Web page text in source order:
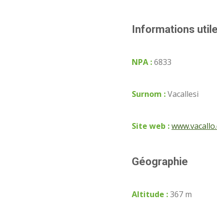
Informations
NPA :6833
Surnom :Vacallesi
Site web :
Géographie
Altitude :367 m